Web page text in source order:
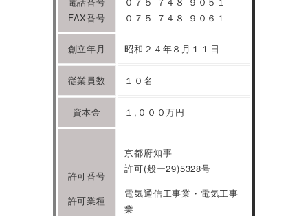
FAX番号
０７５-７４８-９０６１
創立年月 昭和２４年８月１１日
従業員数 １０名
資本金 １,０００万円
許可番号
許可業種
京都府知事
許可(般ー29)5328号
電気通信工事業・電気工事
業